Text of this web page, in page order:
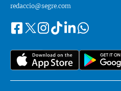
redaccio@segre.com
Segueix-
a::
FacebookInstagram
TiktokLinkedinWhatsapp